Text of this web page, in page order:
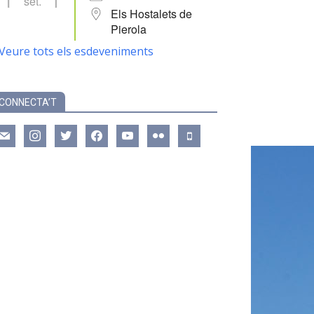
Els Hostalets de
Pierola
tots els esdeveniments
instagramtwitter facebookyoutube flickr mobile